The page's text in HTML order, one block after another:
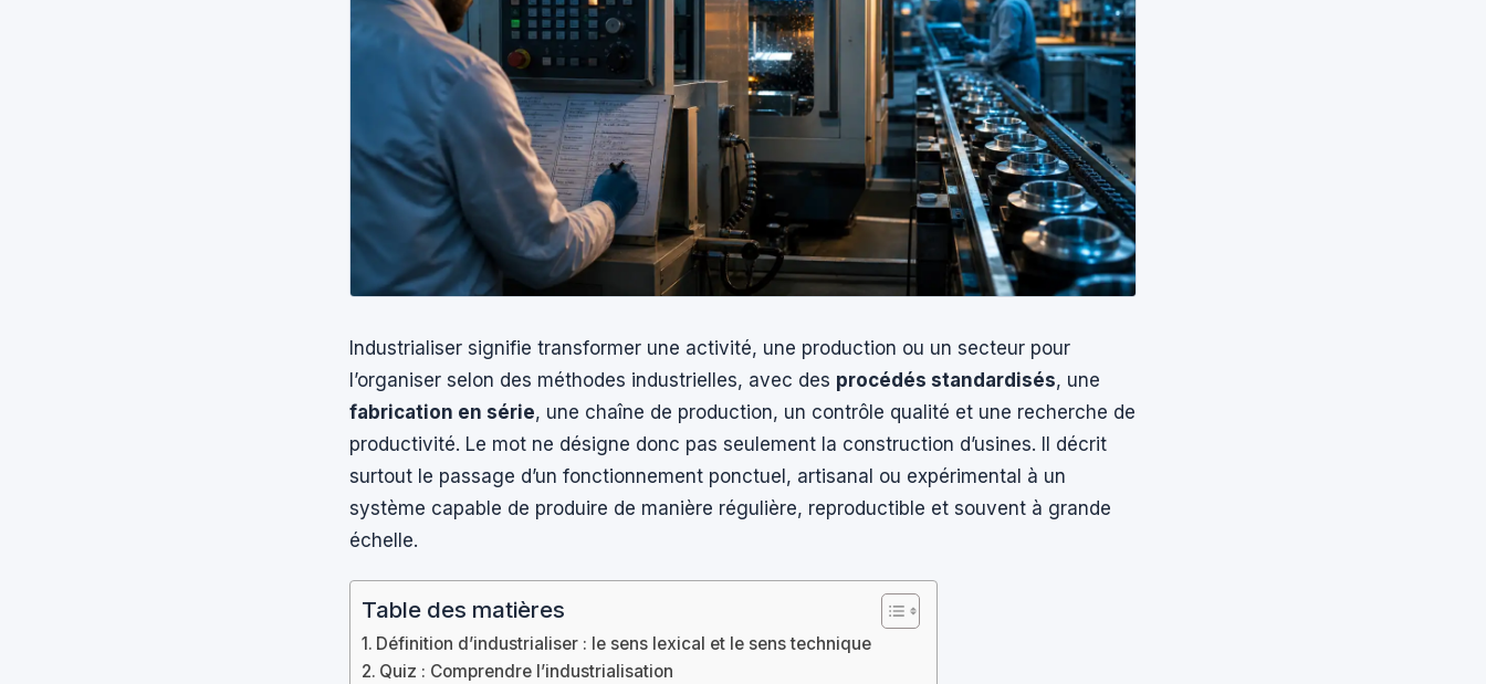
Industrialiser signifie transformer une activité, une production ou un secteur pour
l’organiser selon des méthodes industrielles, avec des procédés standardisés, une
fabrication en série, une chaîne de production, un contrôle qualité et une recherche de
productivité. Le mot ne désigne donc pas seulement la construction d’usines. Il décrit
surtout le passage d’un fonctionnement ponctuel, artisanal ou expérimental à un
système capable de produire de manière régulière, reproductible et souvent à grande
échelle.
Table des matières
Définition d’industrialiser : le sens lexical et le sens technique
Quiz : Comprendre l’industrialisation